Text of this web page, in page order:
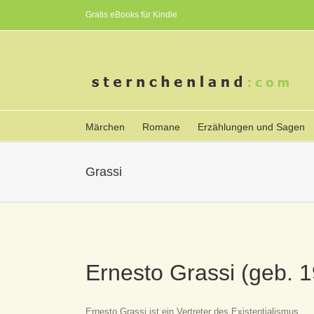
Gratis eBooks für Kindle
Märchen Romane Erzählungen und Sagen
Grassi
Ernesto Grassi (geb.
Ernesto Grassi ist ein Vertreter des Existentialismus.